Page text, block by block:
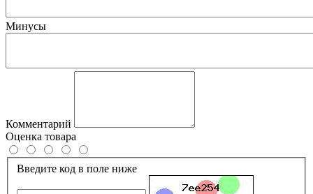
Минусы
Комментарий
Оценка товара
Введите код в поле ниже